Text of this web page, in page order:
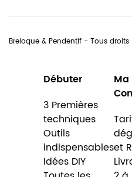
Breloque & Pendentif - Tous droits
Débuter
3 Premières
techniques
Outils
indispensables
Idées DIY
Ma
et